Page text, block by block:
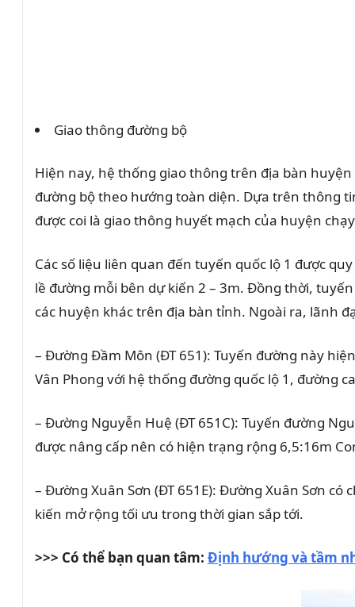
Giao thông đường bộ
Hiện nay, hệ thống giao thông trên địa bàn
đường bộ theo hướng toàn diện. Dựa trên thông
được coi là giao thông huyết mạch của huyện
Các số liệu liên quan đến tuyến quốc lộ 1 được
lề đường mỗi bên dự kiến 2 – 3m. Đồng thời,
các huyện khác trên địa bàn tỉnh. Ngoài ra, lãnh
– Đường Đầm Môn (ĐT 651): Tuyến đường này
Vân Phong với hệ thống đường quốc lộ 1, đường
– Đường Nguyễn Huệ (ĐT 651C): Tuyến đường
được nâng cấp nên có hiện trạng rộng 6,5:16m
– Đường Xuân Sơn (ĐT 651E): Đường Xuân Sơn
kiến mở rộng tối ưu trong thời gian sắp tới.
>>> Có thể bạn quan tâm: Định hướng và tầm